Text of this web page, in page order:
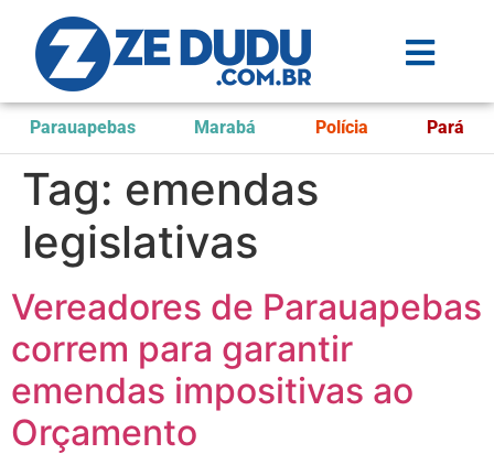
Parauapebas Marabá Polícia Pará
Tag: emendas
legislativas
Vereadores de Parauapebas
correm para garantir
emendas impositivas ao
Orçamento